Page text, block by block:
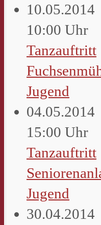
10.05.2014
10:00 Uhr
Tanzauftritt
Jugend
04.05.2014
15:00 Uhr
Tanzauftritt
Jugend
30.04.2014